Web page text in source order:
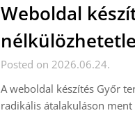
Weboldal
Posted on 2026.06.24.
A weboldal készítés Győr
radikális átalakuláson ment